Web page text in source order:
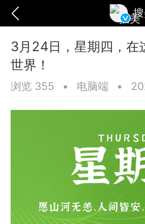
爆汗熊 卡卡动能素
3月24日，星期四，在
世界！
浏览 355 • 电脑端 •